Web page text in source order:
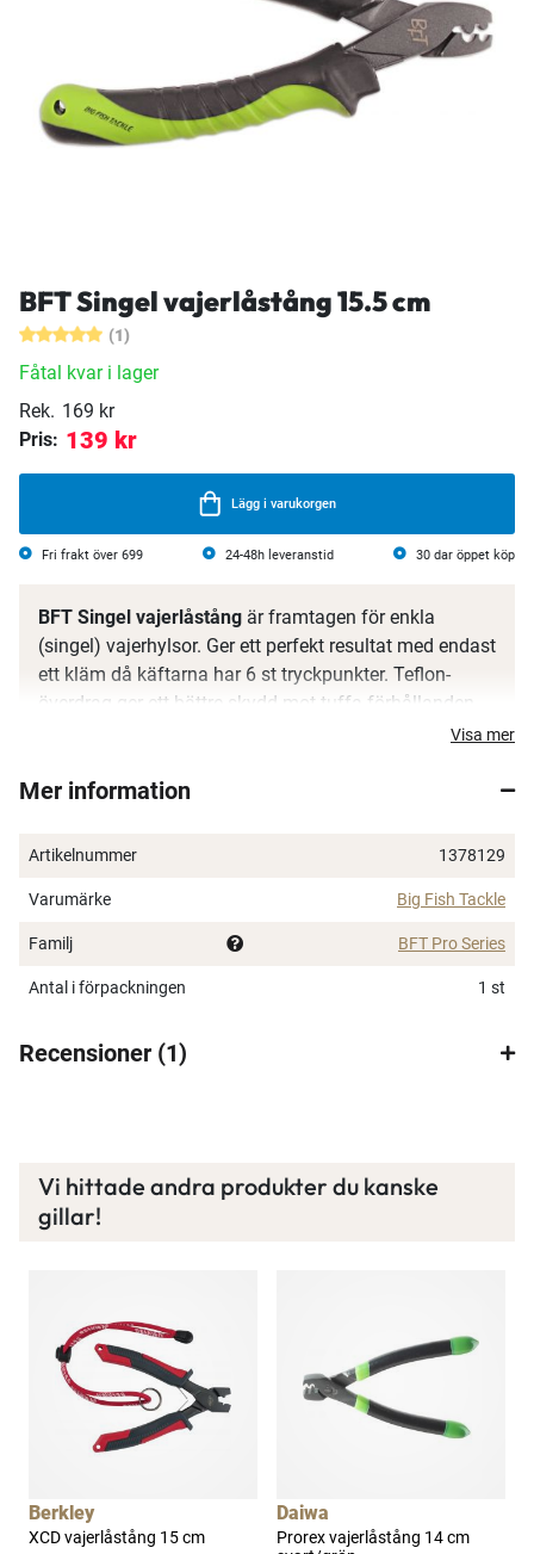
Bättre priser, fri frakt på alla ordrar, bonuscheck
varje månad och mycket mer. Spara tusenlappar
×
BFT Singel vajerlåstång 15.5 cm
(1)
Fåtal kvar i lager
Rek. 169 kr
Pris: 139 kr
Lägg i varukorgen
Fri frakt över 699 24-48h leveranstid 30 dar öppet köp
BFT Singel vajerlåstång är framtagen för enkla
(singel) vajerhylsor. Ger ett perfekt resultat med endast
ett kläm då käftarna har 6 st tryckpunkter. Teflon-
överdrag ger ett bättre skydd mot tuffa förhållanden
Visa mer
Mer information
Artikelnummer 1378129
Varumärke Big Fish Tackle
Familj BFT Pro Series
Antal i förpackningen 1 st
Recensioner 1
Vi hittade andra produkter du kanske
gillar!
Berkley
XCD vajerlåstång 15 cm
Daiwa
Prorex vajerlåstång 14 cm